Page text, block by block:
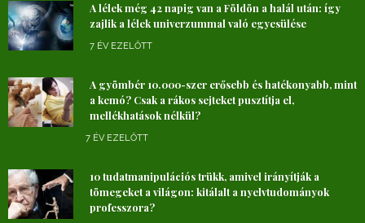
A lélek még 42 napig van a Földön a halál után: így
zajlik a lélek univerzummal való egyesülése
7 ÉV EZELŐTT
A gyömbér 10.000-szer erősebb és hatékonyabb, mint
a kemó? Csak a rákos sejteket pusztítja el,
mellékhatások nélkül?
7 ÉV EZELŐTT
10 tudatmanipulációs trükk, amivel irányítják a
tömegeket a világon: kitálalt a nyelvtudományok
professzora?